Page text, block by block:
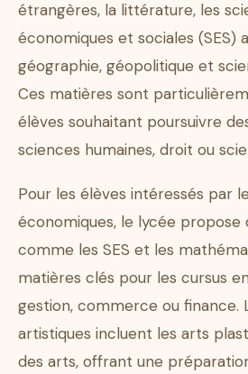
étrangères, la littérature, les
économiques et sociales (SES)
géographie, géopolitique et
Ces matières sont
élèves souhaitant poursuivre
sciences humaines, droit ou
Pour les élèves intéressés par
économiques, le lycée propose
comme les SES et les
matières clés pour les cursus
gestion, commerce ou finance.
artistiques incluent les arts
des arts, offrant une